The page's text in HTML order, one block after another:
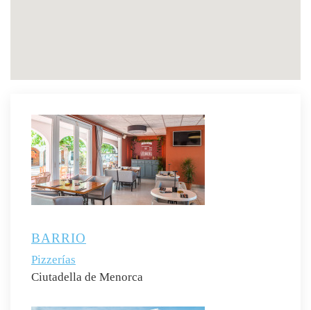
BARRIO
Pizzerías
Ciutadella de Menorca